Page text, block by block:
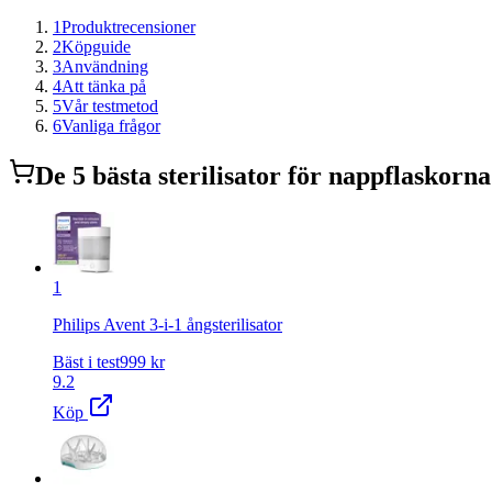
1Produktrecensioner
2Köpguide
3Användning
4Att tänka på
5Vår testmetod
6Vanliga frågor
De 5 bästa sterilisator för nappflaskor
1
Philips Avent 3-i-1 ångsterilisator
Bäst i test999 kr
9.2
Köp